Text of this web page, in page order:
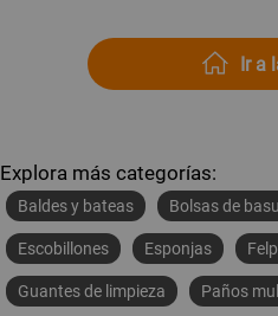
Ir a
Explora más categorías:
Baldes y bateas Bolsas de
Escobillones Esponjas
Guantes de limpieza Paños